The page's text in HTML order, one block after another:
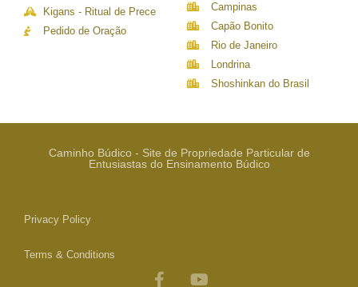
Kigans - Ritual de Prece
Pedido de Oração
Campinas
Capão Bonito
Rio de Janeiro
Londrina
Shoshinkan do Brasil
Caminho Búdico - Site de Propriedade Particular de
Entusiastas do Ensinamento Búdico
Privacy Policy
Terms & Conditions